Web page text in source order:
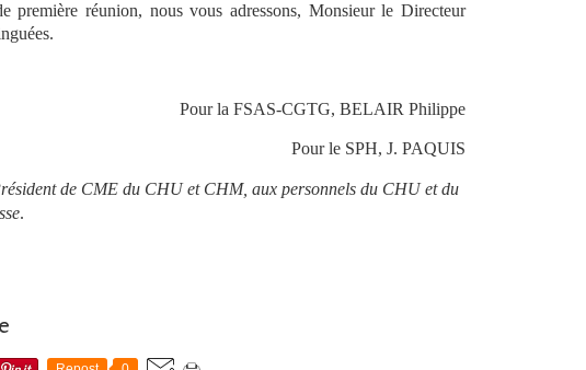
première réunion, nous vous adressons, Monsieur le Directeur
Pour la FSAS-CGTG, BELAIR Philippe
Pour le SPH, J. PAQUIS
de CME du CHU et CHM, aux personnels du CHU et du
.